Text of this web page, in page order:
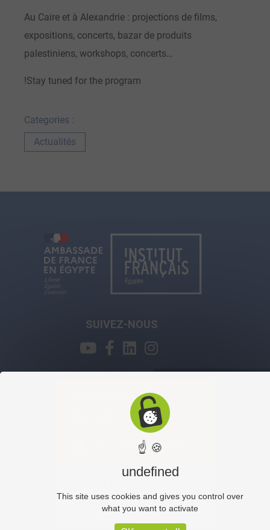
Au Caire et à Alexandrie : projections de films,
expositions, concerts, bazar de produits
palestiniens, workshops, concerts…
!Stay tuned for the program
Categories :
Actualités
SUIVEZ-NOUS
0227915800
infocours@ifegypte.com
S'INSCRIRE
☝ 🍪
undefined
This site uses cookies and gives you control over
what you want to activate